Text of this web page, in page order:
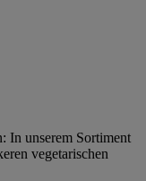
In unserem Sortiment
vegetarischen